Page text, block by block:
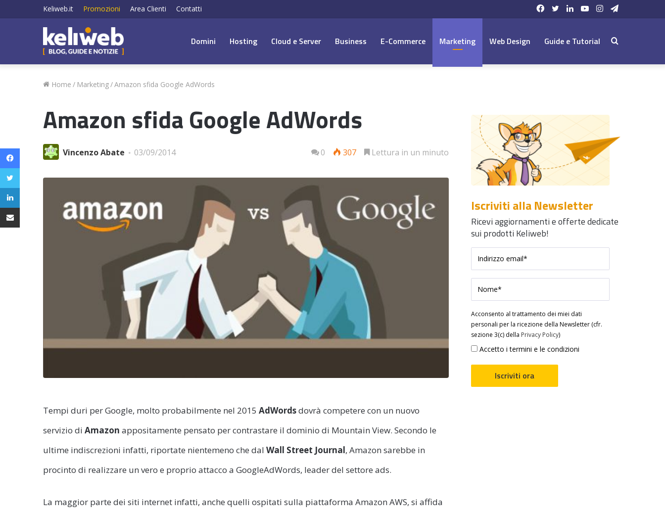
Keliweb.it Promozioni Area Clienti Contatti Telegram
Instagram
YouTube
LinkedIn
Twitter
Facebook
Domini Hosting Cloud e Server Business E-Commerce Marketing Web Design Guide e Tutorial Cerca:
Home / Marketing/Amazon sfida Google AdWords
Amazon sfida Google AdWords
Vincenzo Abate 03/09/2014 0 307 Lettura in un minuto
Tempi duri per Google, molto probabilmente nel 2015 AdWordsdovrà competere con un nuovo
servizio di Amazon appositamente pensato per contrastare il dominio di Mountain View. Secondo le
ultime indiscrezioni infatti, riportate nientemeno che dal Wall Street Journal, Amazon sarebbe in
procinto di realizzare un vero e proprio attacco a GoogleAdWords, leader del settore ads.
La maggior parte dei siti internet infatti, anche quelli ospitati sulla piattaforma Amazon AWS, si affida
Iscriviti alla Newsletter
Ricevi aggiornamenti e offerte dedicate
sui prodotti Keliweb!
Acconsento al trattamento dei miei dati
personali per la ricezione della Newsletter (cfr.
sezione 3(c) della Privacy Policy)
Accetto i termini e le condizioni
Facebook
Twitter
LinkedIn
Condividi via email